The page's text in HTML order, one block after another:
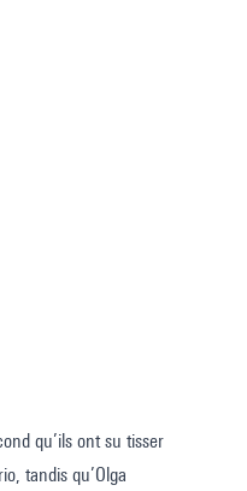
qu’ils ont su tisser
tandis qu’Olga